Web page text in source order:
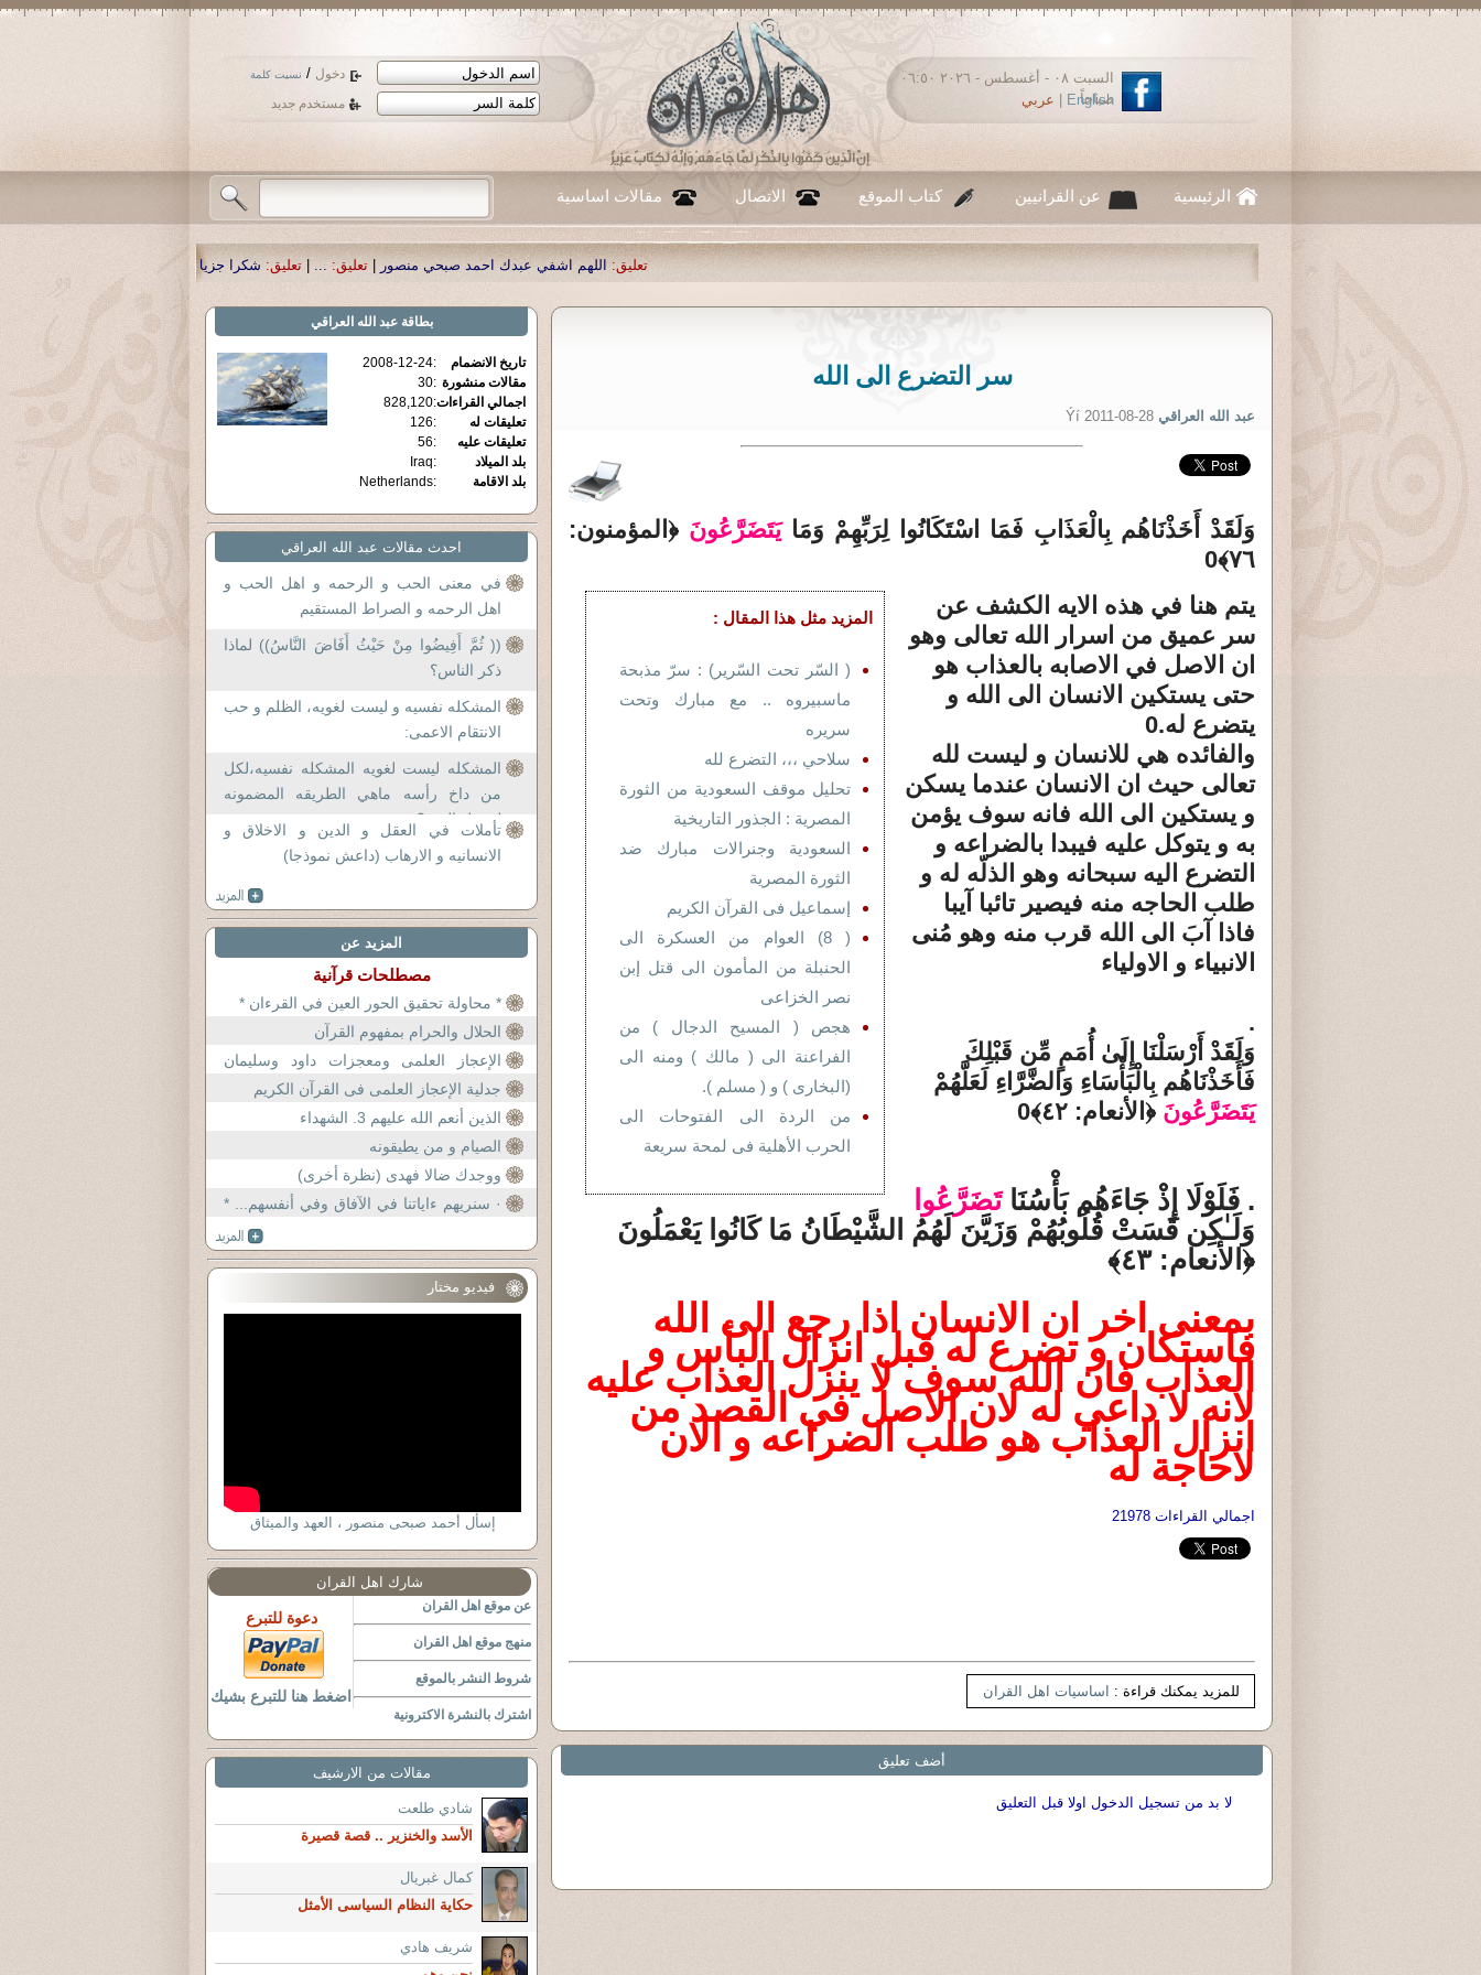
دخول / نسيت كلمة
مستخدم جديد
السبت ٠٨ - أغسطس - ٢٠٢٦ ٠٦:٥٠
صباحاً
English عربي
الرئيسية عن القرانيين كتاب الموقع الاتصال مقالات اساسية
اللهم اشفي عبدك احمد صبحي منصور|تعليق: ...
|تعليق: شكرا جزيلا أستاذ حمد الحمد .أكرمكم الله .
سر التضرع الى الله
عبد الله العراقي Ýí 2011-08-28
وَلَقَدْ أَخَذْنَاهُم بِالْعَذَابِ فَمَا اسْتَكَانُوا لِرَ‌بِّهِمْ وَمَايَتَضَرَّ‌عُونَ ﴿المؤمنون:
٧٦﴾0
المزيد مثل هذا المقال :
( السّر تحت السّرير) : سرّ مذبحة
ماسبيروه .. مع مبارك وتحت
سريره
سلاحي ،،، التضرع لله
تحليل موقف السعودية من الثورة
المصرية : الجذور التاريخية
السعودية وجنرالات مبارك ضد
الثورة المصرية
إسماعيل فى القرآن الكريم
( 8) العوام من العسكرة الى
الحنبلة من المأمون الى قتل إبن
نصر الخزاعى
هجص ( المسيح الدجال ) من
الفراعنة الى ( مالك ) ومنه الى
(البخارى ) و ( مسلم ).
من الردة الى الفتوحات الى
الحرب الأهلية فى لمحة سريعة
يتم هنا في هذه الايه الكشف عن
سر عميق من اسرار الله تعالى وهو
ان الاصل في الاصابه بالعذاب هو
حتى يستكين الانسان الى الله و
يتضرع له.0
والفائده هي للانسان و ليست لله
تعالى حيث ان الانسان عندما يسكن
و يستكين الى الله فانه سوف يؤمن
به و يتوكل عليه فيبدا بالضراعه و
التضرع اليه سبحانه وهو الذلّه له و
طلب الحاجه منه فيصير تائبا آيبا
فاذا آبَ الى الله قرب منه وهو مُنى
الانبياء و الاولياء
.
وَلَقَدْ أَرْ‌سَلْنَا إِلَىٰ أُمَمٍ مِّن قَبْلِكَ
فَأَخَذْنَاهُم بِالْبَأْسَاءِ وَالضَّرَّ‌اءِ لَعَلَّهُمْ
يَتَضَرَّ‌عُونَ ﴿الأنعام: ٤٢﴾0
. فَلَوْلَا إِذْ جَاءَهُم بَأْسُنَاتَضَرَّ‌عُوا
وَلَـٰكِن قَسَتْ قُلُوبُهُمْ وَزَيَّنَ لَهُمُ الشَّيْطَانُ مَا كَانُوا يَعْمَلُونَ
﴿الأنعام: ٤٣﴾
بمعنى اخر ان الانسان اذا رجع الى الله
فاستكان و تضرع له قبل انزال البأس و
العذاب فان الله سوف لا ينزل العذاب عليه
لانه لا داعي له لان الاصل في القصد من
انزال العذاب هو طلب الضراعه و الان
لاحاجة له
اجمالي القراءات 21978
للمزيد يمكنك قراءة : اساسيات اهل القران
أضف تعليق
لا بد من تسجيل الدخول اولا قبل التعليق
بطاقةعبد الله العراقي
تاريخ الانضمام :
2008-12-24
مقالات منشورة :
30
اجمالي القراءات:
828,120
تعليقات له
:
126
تعليقات عليه
:
56
بلد الميلاد
:
Iraq
بلد الاقامة
:
Netherlands
احدث مقالات عبد الله العراقي
في معنى الحب و الرحمه و اهل الحب و
اهل الرحمه و الصراط المستقيم
(( ثُمَّ أَفِيضُوا مِنْ حَيْثُ أَفَاضَ النَّاسُ)) لماذا
ذكر الناس؟
المشكله نفسيه و ليست لغويه، الظلم و حب
الانتقام الاعمى:
المشكله ليست لغويه المشكله نفسيه،لكل
من داخ رأسه ماهي الطريقه المضمونه
لدخول الجنه؟
تأملات في العقل و الدين و الاخلاق و
الانسانيه و الارهاب (داعش نموذجا)
المزيد عن
مصطلحات قرآنية
* محاولة تحقيق الحور العين في القرءان *
الحلال والحرام بمفهوم القرآن
الإعجاز العلمى ومعجزات داود وسليمان
عليهما السلام
جدلية الإعجاز العلمى فى القرآن الكريم
الذين أنعم الله عليهم 3. الشهداء
الصيام و من يطيقونه
ووجدك ضالا فهدى (نظرة أخرى)
· سنريهم ءاياتنا في الآفاق وفي أنفسهم... *
فيديو مختار
إسأل أحمد صبحى منصور ، العهد والميثاق
شارك اهل القران
عن موقع اهل القران
منهج موقع اهل القران
شروط النشر بالموقع
اشترك بالنشرة الاكترونية
دعوة للتبرع
اضغط هنا للتبرع بشيك
مقالات من الارشيف
شادي طلعت
الأسد والخنزير .. قصة قصيرة
كمال غبريال
حكاية النظام السياسى الأمثل
شريف هادي